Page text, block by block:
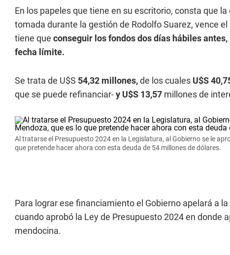
En los papeles que tiene en su escritorio, consta que
tomada durante la gestión de Rodolfo Suarez, vence
tiene que conseguir los fondos dos días hábiles
fecha límite.
Se trata de U$S 54,32 millones,de los cuales U$S
que se puede refinanciar-y U$S 13,57 millones de
Al tratarse el Presupuesto 2024 en la Legislatura, al Gobierno se le
que pretende hacer ahora con esta deuda de 54 millones de dólares.
Para lograr ese financiamiento el Gobierno apelará a la
cuando aprobó la Ley de Presupuesto 2024 en donde
mendocina.